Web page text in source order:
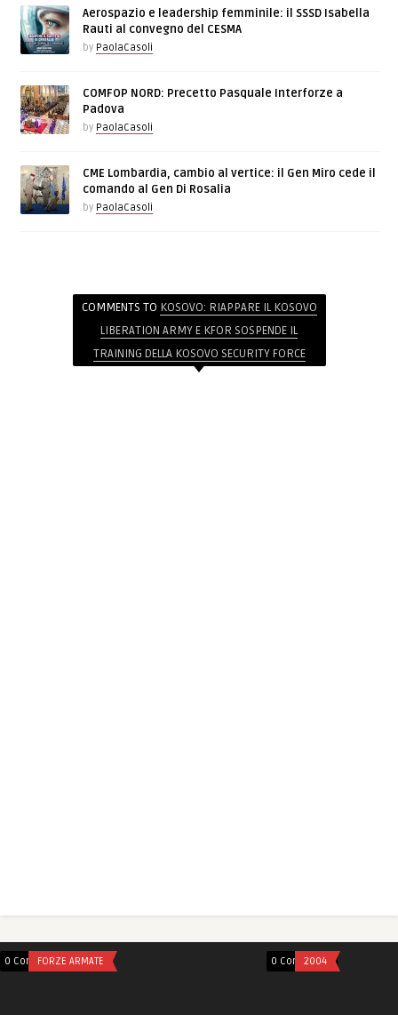
Aerospazio e leadership femminile: il SSSD Isabella
Rauti al convegno del CESMA
by PaolaCasoli
COMFOP NORD: Precetto Pasquale Interforze a
Padova
by PaolaCasoli
CME Lombardia, cambio al vertice: il Gen Miro cede il
comando al Gen Di Rosalia
by PaolaCasoli
COMMENTS TO KOSOVO: RIAPPARE IL KOSOVO
LIBERATION ARMY E KFOR SOSPENDE IL
TRAINING DELLA KOSOVO SECURITY FORCE
0 CommentsFORZE ARMATE 0 Comments
2004